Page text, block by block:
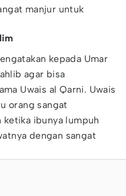
manjur untuk
kepada Umar
agar bisa
Uwais al Qarni. Uwais
orang sangat
ketika ibunya lumpuh
dengan sangat